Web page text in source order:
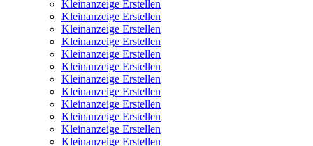
Kleinanzeige Erstellen
Kleinanzeige Erstellen
Kleinanzeige Erstellen
Kleinanzeige Erstellen
Kleinanzeige Erstellen
Kleinanzeige Erstellen
Kleinanzeige Erstellen
Kleinanzeige Erstellen
Kleinanzeige Erstellen
Kleinanzeige Erstellen
Kleinanzeige Erstellen
Kleinanzeige Erstellen